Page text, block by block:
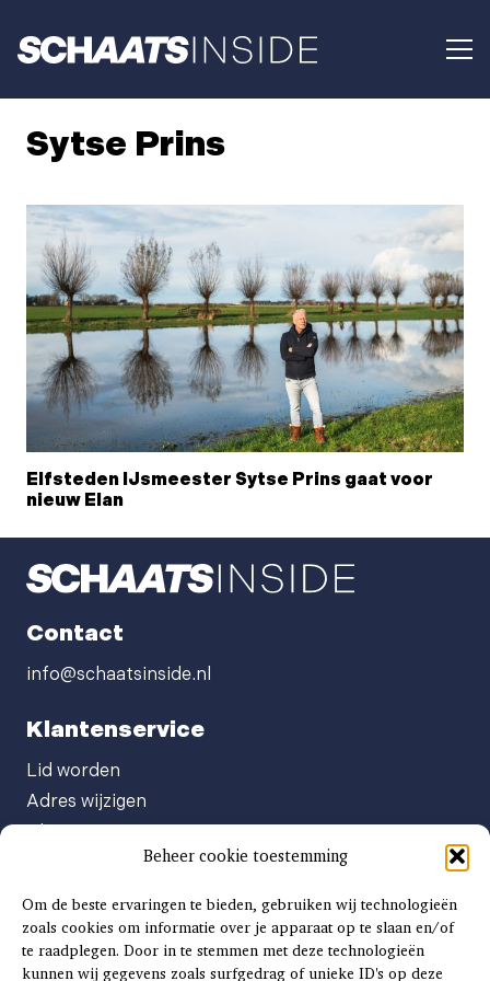
Beheer cookie toestemming
Om de beste ervaringen te bieden, gebruiken wij technologieën
zoals cookies om informatie over je apparaat op te slaan en/of
te raadplegen. Door in te stemmen met deze technologieën
kunnen wij gegevens zoals surfgedrag of unieke ID's op deze
Sytse Prins
Elfsteden IJsmeester Sytse Prins gaat voor
nieuw Elan
Contact
info@schaatsinside.nl
Klantenservice
Lid worden
Adres wijzigen
Abonnement opzeggen
Afgeven automatische incasso
Factuur betalen
Klachtenformulier